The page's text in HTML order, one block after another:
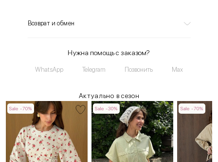
Возврат и обмен
Нужна помощь с заказом?
WhatsApp Telegram Позвонить Max
Актуально в сезон
Sale -70% Sale -30% Sale -70%